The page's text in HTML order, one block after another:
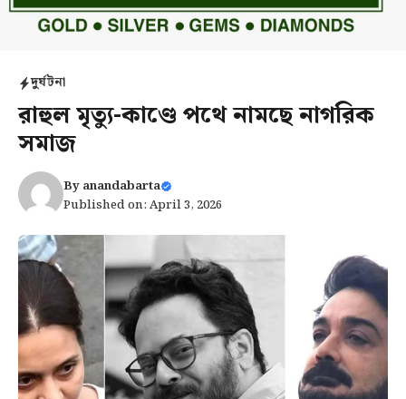
দুর্ঘটনা
রাহুল মৃত্যু-কাণ্ডে পথে নামছে নাগরিক
সমাজ
Byanandabarta
Published on: April 3, 2026